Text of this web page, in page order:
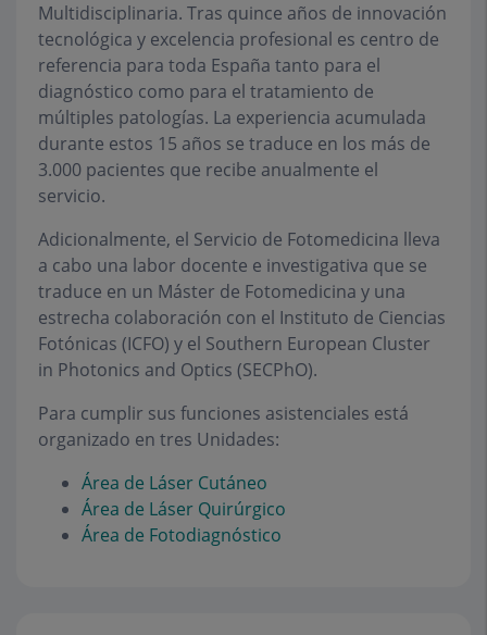
Multidisciplinaria. Tras quince años de innovación
tecnológica y excelencia profesional es centro de
referencia para toda España tanto para el
diagnóstico como para el tratamiento de
múltiples patologías. La experiencia acumulada
durante estos 15 años se traduce en los más de
3.000 pacientes que recibe anualmente el
servicio.
Adicionalmente, el Servicio de Fotomedicina lleva
a cabo una labor docente e investigativa que se
traduce en un Máster de Fotomedicina y una
estrecha colaboración con el Instituto de Ciencias
Fotónicas (ICFO) y el Southern European Cluster
in Photonics and Optics (SECPhO).
Para cumplir sus funciones asistenciales está
organizado en tres Unidades:
Área de Láser Cutáneo
Área de Láser Quirúrgico
Área de Fotodiagnóstico